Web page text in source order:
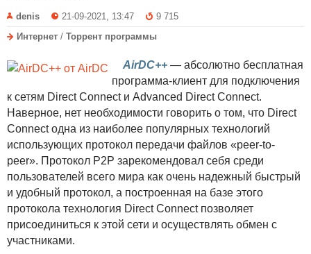
denis 21-09-2021, 13:47
9 715
Интернет / Торрент программы
AirDC++ — абсолютно бесплатная
программа-клиент для подключения
к сетям Direct Connect и Advanced Direct Connect.
Наверное, нет необходимости говорить о том, что Direct
Connect одна из наиболее популярных технологий
использующих протокол передачи файлов «peer-to-
peer». Протокол P2P зарекомендовал себя среди
пользователей всего мира как очень надежный быстрый
и удобный протокол, а построенная на базе этого
протокола технология Direct Connect позволяет
присоединиться к этой сети и осуществлять обмен с
участниками.